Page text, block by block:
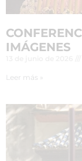
IMÁGENES
Leer más »